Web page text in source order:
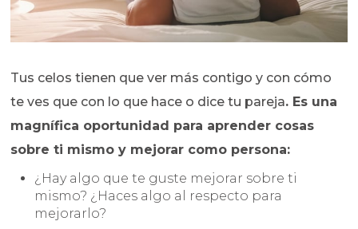
Tus celos tienen que ver más contigo y con cómo
te ves que con lo que hace o dice tu pareja. Es una
magnífica oportunidad para aprender cosas
sobre ti mismo y mejorar como persona:
¿Hay algo que te guste mejorar sobre ti
mismo? ¿Haces algo al respecto para
mejorarlo?